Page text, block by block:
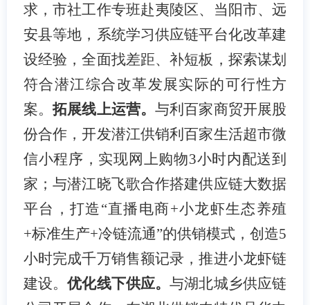
求，市社工作专班赴夷陵区、当阳市、远
安县等地，系统学习供应链平台化改革建
设经验，全面找差距、补短板，探索谋划
符合潜江综合改革发展实际的可行性方
案。拓展线上运营。与利百家商贸开展股
份合作，开发潜江供销利百家生活超市微
信小程序，实现网上购物3小时内配送到
家；与潜江晓飞歌合作搭建供应链大数据
平台，打造“直播电商+小龙虾生态养殖
+标准生产+冷链流通”的供销模式，创造5
小时完成千万销售额记录，推进小龙虾链
建设。优化线下供应。与湖北城乡供应链